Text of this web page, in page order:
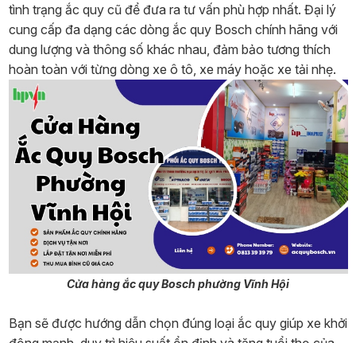
tình trạng ắc quy cũ để đưa ra tư vấn phù hợp nhất. Đại lý
cung cấp đa dạng các dòng ắc quy Bosch chính hãng với
dung lượng và thông số khác nhau, đảm bảo tương thích
hoàn toàn với từng dòng xe ô tô, xe máy hoặc xe tải nhẹ.
Cửa hàng ắc quy Bosch phường Vĩnh Hội
Bạn sẽ được hướng dẫn chọn đúng loại ắc quy giúp xe khởi